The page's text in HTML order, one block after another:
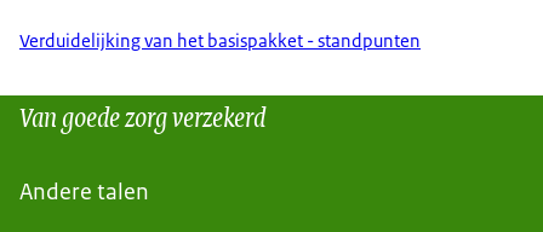
Verduidelijking van het basispakket - standpunten
Van goede zorg verzekerd
Andere talen